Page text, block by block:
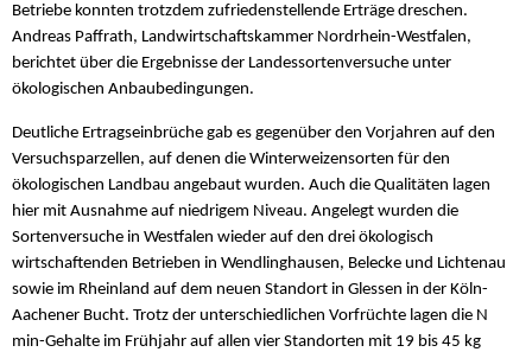
Betriebe konnten trotzdem zufriedenstellende Erträge dreschen.
Andreas Paffrath, Landwirtschaftskammer Nordrhein-Westfalen,
berichtet über die Ergebnisse der Landessortenversuche unter
ökologischen Anbaubedingungen.
Deutliche Ertragseinbrüche gab es gegenüber den Vorjahren auf den
Versuchsparzellen, auf denen die Winterweizensorten für den
ökologischen Landbau angebaut wurden. Auch die Qualitäten lagen
hier mit Ausnahme auf niedrigem Niveau. Angelegt wurden die
Sortenversuche in Westfalen wieder auf den drei ökologisch
wirtschaftenden Betrieben in Wendlinghausen, Belecke und Lichtenau
sowie im Rheinland auf dem neuen Standort in Glessen in der Köln-
Aachener Bucht. Trotz der unterschiedlichen Vorfrüchte lagen die N
min-Gehalte im Frühjahr auf allen vier Standorten mit 19 bis 45 kg